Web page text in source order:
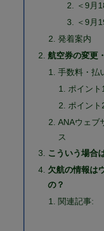
＜9月
＜9月
発着案内
航空券の変更
手数料・払
ポイント1
ポイント
ANAウェブ
ス
こういう場合
欠航の情報は
の？
関連記事: